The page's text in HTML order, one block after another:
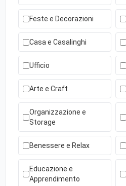
Feste e Decorazioni
Casa e Casalinghi
Ufficio
Arte e Craft
Organizzazione e
Storage
Benessere e Relax
Educazione e
Apprendimento